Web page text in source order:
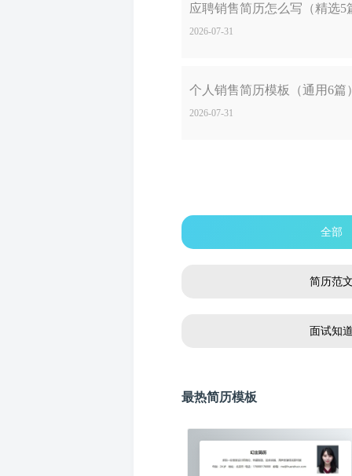
应聘销售简历怎么写（精选5
2026-07-31
个人销售简历模板（通用6篇
2026-07-31
全部
简历范
面试知
最热简历模板